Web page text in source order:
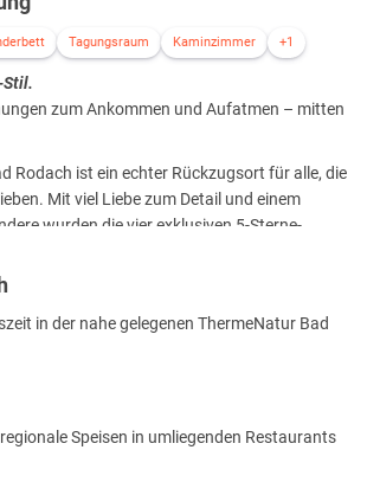
Tagungsraum Kaminzimmer +1
Stil.
zum Ankommen und Aufatmen – mitten
Rodach ist ein echter Rückzugsort für alle, die
Mit viel Liebe zum Detail und einem
wurden die vier exklusiven 5-Sterne-
eleganten Chalet-Stil eingerichtet –
aus uriger Wohlfühlatmosphäre und
eigenen Charakter und Namen – bewusst
zu sechs Personen: Hier findet jeder seinen
Die großzügige Kaminstube für bis zu 16
in der nahe gelegenen ThermeNatur Bad
Speisen in umliegenden Restaurants